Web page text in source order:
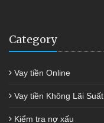
Category
Vay tiền Online
Vay tiền Không Lãi Suất
Kiểm tra nợ xấu